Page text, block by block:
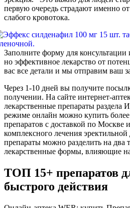
первую очередь страдают именно
слабого кровотока.
Заполните форму для консультации
но эффективное лекарство от
вас все детали и мы отправим ваш
Через 1-10 дней вы получите
получении. На сайте интернет-
лекарственные препараты
режиме онлайн можно купить
препаратов с доставкой по Москве
комплексного лечения
препараты можно разделить на два
лекарственные формы, влияющие
ТОП 15+ препаратов
быстрого действия